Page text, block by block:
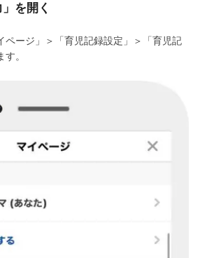
を開く
ページ」＞「育児記録設定」＞「育児記
。